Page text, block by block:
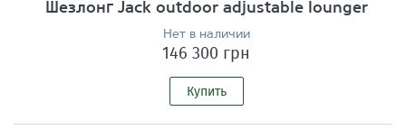
Шезлонг Jack outdoor adjustable lounger
Нет в наличии
146 300 грн
Купить